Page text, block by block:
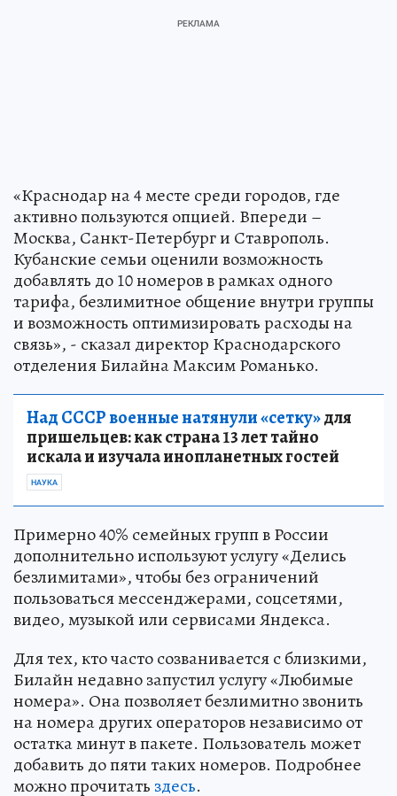
«Краснодар на 4 месте среди городов, где
активно пользуются опцией. Впереди –
Москва, Санкт-Петербург и Ставрополь.
Кубанские семьи оценили возможность
добавлять до 10 номеров в рамках одного
тарифа, безлимитное общение внутри группы
и возможность оптимизировать расходы на
связь», - сказал директор Краснодарского
отделения Билайна Максим Романько.
Над СССР военные натянули «сетку»для
пришельцев: как страна 13 лет тайно
искала и изучала инопланетных гостей
НАУКА
Примерно 40% семейных групп в России
дополнительно используют услугу «Делись
безлимитами», чтобы без ограничений
пользоваться мессенджерами, соцсетями,
видео, музыкой или сервисами Яндекса.
Для тех, кто часто созванивается с близкими,
Билайн недавно запустил услугу «Любимые
номера». Она позволяет безлимитно звонить
на номера других операторов независимо от
остатка минут в пакете. Пользователь может
добавить до пяти таких номеров. Подробнее
можно прочитать здесь.